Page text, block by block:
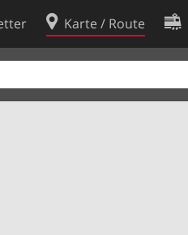
Karte / Route